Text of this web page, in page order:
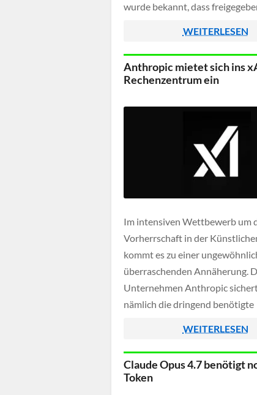
wurde bekannt, dass
und Bing gefunden werden
WEITERLESEN
Anthropic mietet sich ins
Rechenzentrum ein
Im intensiven Wettbewerb um
Vorherrschaft in der
kommt es zu einer
überraschenden Annäherung.
Unternehmen Anthropic
nämlich die dringend benötigte
Großrechenzentrum von Elon
Kooperation wirkt
mit seiner KI-Firma xAI selbst
WEITERLESEN
Claude Opus 4.7 benötigt
Token